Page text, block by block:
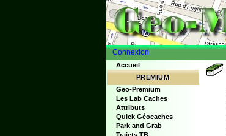
Connexion
Accueil
PREMIUM
Geo-Premium
Les Lab Caches
Attributs
Quick Géocaches
Park and Grab